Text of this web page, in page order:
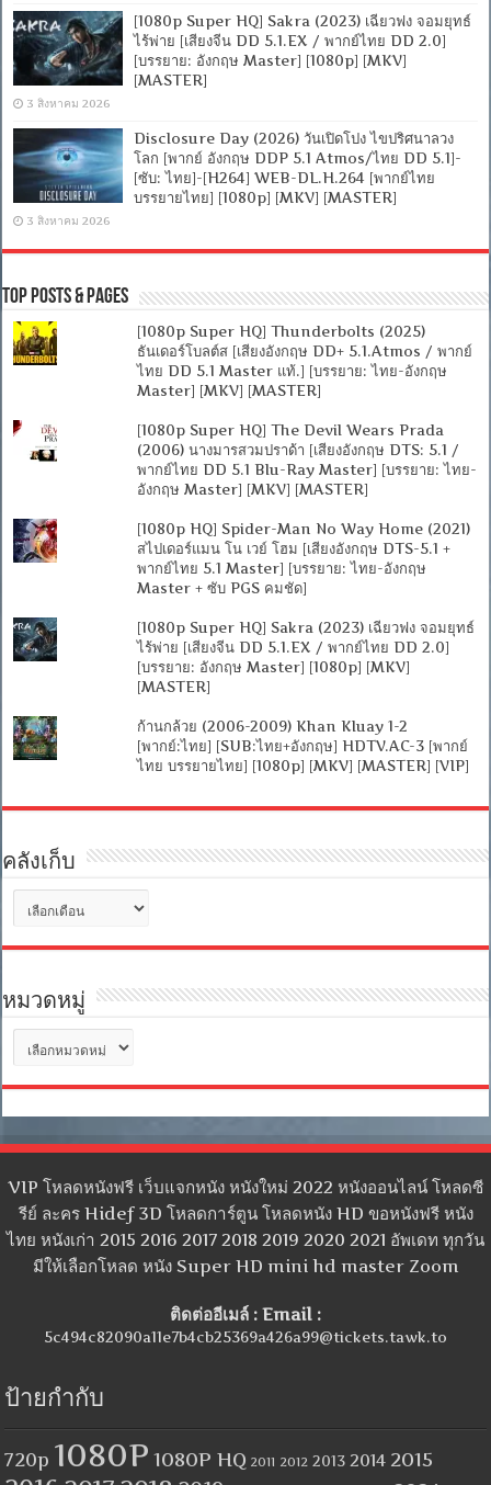
[1080p Super HQ] Sakra (2023) เฉียวฟง จอมยุทธ์
ไร้พ่าย [เสียงจีน DD 5.1.EX / พากย์ไทย DD 2.0]
[บรรยาย: อังกฤษ Master] [1080p] [MKV]
[MASTER]
3 สิงหาคม 2026
Disclosure Day (2026) วันเปิดโปง ไขปริศนาลวง
โลก [พากย์ อังกฤษ DDP 5.1 Atmos/ไทย DD 5.1]-
[ซับ: ไทย]-[H264] WEB-DL.H.264 [พากย์ไทย
บรรยายไทย] [1080p] [MKV] [MASTER]
3 สิงหาคม 2026
Top Posts & Pages
[1080p Super HQ] Thunderbolts (2025)
ธันเดอร์โบลต์ส [เสียงอังกฤษ DD+ 5.1.Atmos / พากย์
ไทย DD 5.1 Master แท้.] [บรรยาย: ไทย-อังกฤษ
Master] [MKV] [MASTER]
[1080p Super HQ] The Devil Wears Prada
(2006) นางมารสวมปราด้า [เสียงอังกฤษ DTS: 5.1 /
พากย์ไทย DD 5.1 Blu-Ray Master] [บรรยาย: ไทย-
อังกฤษ Master] [MKV] [MASTER]
[1080p HQ] Spider-Man No Way Home (2021)
สไปเดอร์แมน โน เวย์ โฮม [เสียงอังกฤษ DTS-5.1 +
พากย์ไทย 5.1 Master] [บรรยาย: ไทย-อังกฤษ
Master + ซับ PGS คมชัด]
[1080p Super HQ] Sakra (2023) เฉียวฟง จอมยุทธ์
ไร้พ่าย [เสียงจีน DD 5.1.EX / พากย์ไทย DD 2.0]
[บรรยาย: อังกฤษ Master] [1080p] [MKV]
[MASTER]
ก้านกล้วย (2006-2009) Khan Kluay 1-2
[พากย์:ไทย] [SUB:ไทย+อังกฤษ] HDTV.AC-3 [พากย์
ไทย บรรยายไทย] [1080p] [MKV] [MASTER] [VIP]
คลังเก็บ
เก็บ
หมวดหมู่
หมู่
VIP โหลดหนังฟรี เว็บแจกหนัง หนังใหม่ 2022 หนังออนไลน์ โหลดซี
รีย์ ละคร Hidef 3D โหลดการ์ตูน โหลดหนัง HD ขอหนังฟรี หนัง
ไทย หนังเก่า 2015 2016 2017 2018 2019 2020 2021 อัพเดท ทุกวัน
มีให้เลือกโหลด หนัง Super HD mini hd master Zoom
ติดต่ออีเมล์ : Email :
5c494c82090a11e7b4cb25369a426a99@tickets.tawk.to
ป้ายกำกับ
720p 1080P 1080P HQ 2011 2012 2013 2014 2015